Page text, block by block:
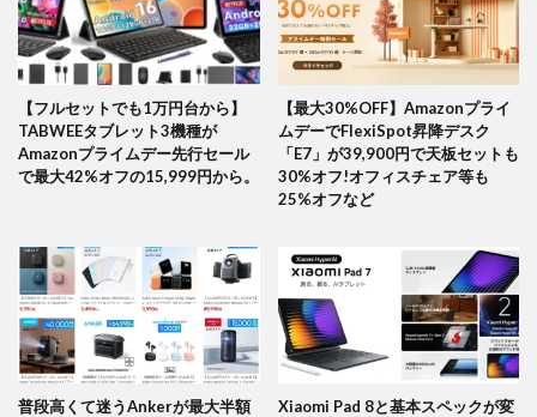
【フルセットでも1万円台から】
TABWEEタブレット3機種が
Amazonプライムデー先行セール
で最大42%オフの15,999円から。
【最大30%OFF】Amazonプライ
ムデーでFlexiSpot昇降デスク
「E7」が39,900円で天板セットも
30%オフ!オフィスチェア等も
25%オフなど
普段高くて迷うAnkerが最大半額
Xiaomi Pad 8と基本スペックが変